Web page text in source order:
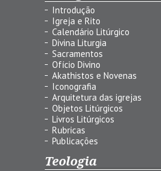
Introdução
Igreja e Rito
Calendário Litúrgico
Divina Liturgia
Sacramentos
Ofício Divino
Akathistos e Novenas
Iconografia
Arquitetura das igrejas
Objetos Litúrgicos
Livros Litúrgicos
Rubricas
Publicações
Teologia